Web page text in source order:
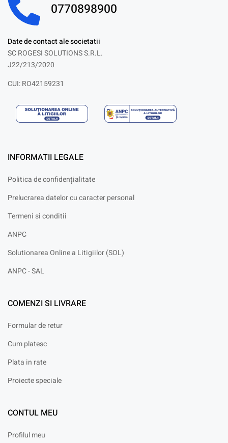
0770898900
Date de contact ale societatii
SC ROGESI SOLUTIONS S.R.L.
J22/213/2020
CUI: RO42159231
INFORMATII LEGALE
Politica de confidențialitate
Prelucrarea datelor cu caracter personal
Termeni si conditii
ANPC
Solutionarea Online a Litigiilor (SOL)
ANPC - SAL
COMENZI SI LIVRARE
Formular de retur
Cum platesc
Plata in rate
Proiecte speciale
CONTUL MEU
Profilul meu